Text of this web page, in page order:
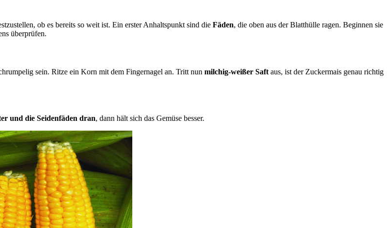
ob es bereits so weit ist. Ein erster Anhaltspunkt sind die Fäden, die oben aus der Blatthülle ragen. Beginnen sie
überprüfen.
sein. Ritze ein Korn mit dem Fingernagel an. Tritt nun milchig-weißer Saft aus, ist der Zuckermais genau richtig
und die Seidenfäden dran, dann hält sich das Gemüse besser.